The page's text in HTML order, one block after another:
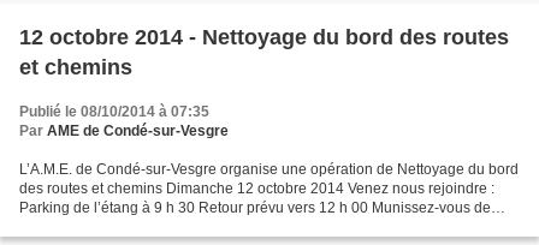
12 octobre 2014 - Nettoyage du bord des routes
et chemins
Publié le 08/10/2014 à 07:35
Par AME de Condé-sur-Vesgre
L’A.M.E. de Condé-sur-Vesgre organise une opération de Nettoyage du bord
des routes et chemins Dimanche 12 octobre 2014 Venez nous rejoindre :
Parking de l’étang à 9 h 30 Retour prévu vers 12 h 00 Munissez-vous de